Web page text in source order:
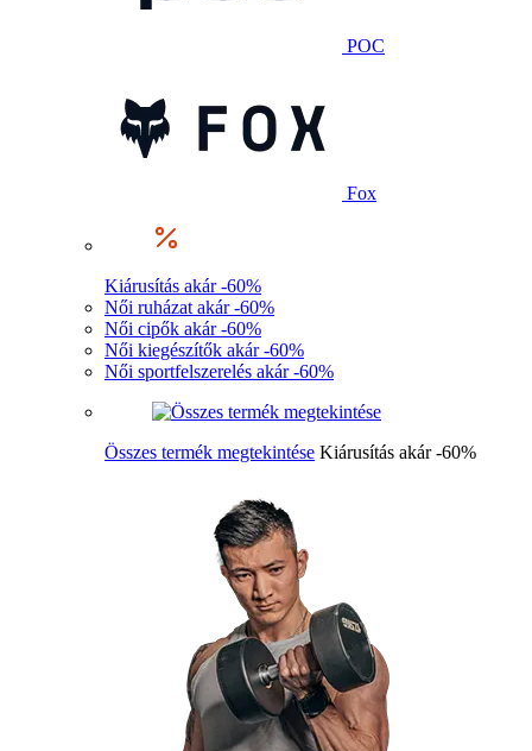
POC
Fox
Kiárusítás akár -60%
Női ruházat akár -60%
Női cipők akár -60%
Női kiegészítők akár -60%
Női sportfelszerelés akár -60%
Összes termék megtekintése Kiárusítás akár -60%